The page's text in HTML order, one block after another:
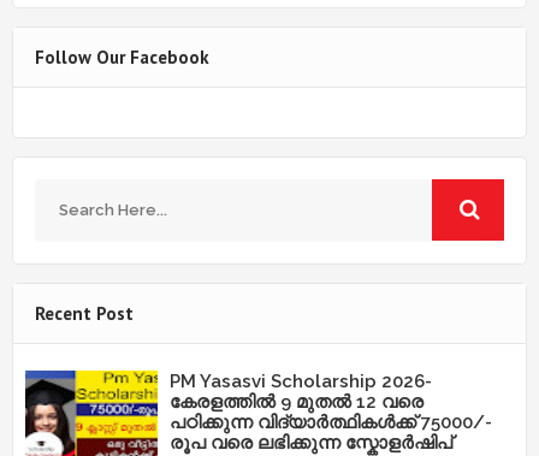
Follow Our Facebook
Recent Post
PM Yasasvi Scholarship 2026-
കേരളത്തിൽ 9 മുതൽ 12 വരെ
പഠിക്കുന്ന വിദ്യാർത്ഥികൾക്ക് 75000/-
രൂപ വരെ ലഭിക്കുന്ന സ്കോളർഷിപ്